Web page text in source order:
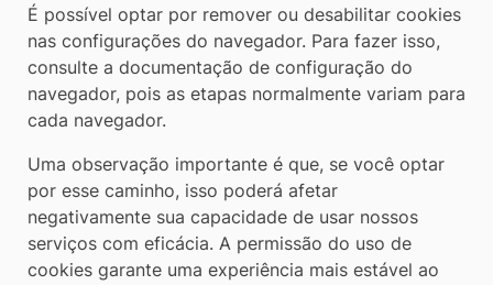
É possível optar por remover ou desabilitar cookies
nas configurações do navegador. Para fazer isso,
consulte a documentação de configuração do
navegador, pois as etapas normalmente variam para
cada navegador.
Uma observação importante é que, se você optar
por esse caminho, isso poderá afetar
negativamente sua capacidade de usar nossos
serviços com eficácia. A permissão do uso de
cookies garante uma experiência mais estável ao